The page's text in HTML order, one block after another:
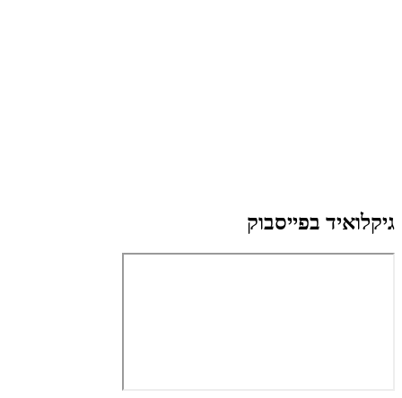
גיקלואיד בפייסבוק